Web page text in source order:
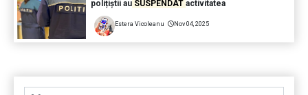
polițiștii auSUSPENDAT activitatea
Estera Vicoleanu Nov 04, 2025